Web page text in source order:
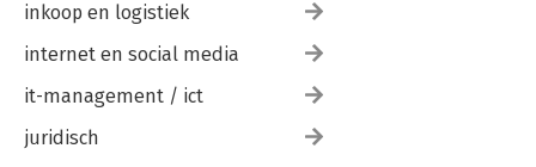
inkoop en logistiek
internet en social media
it-management / ict
juridisch